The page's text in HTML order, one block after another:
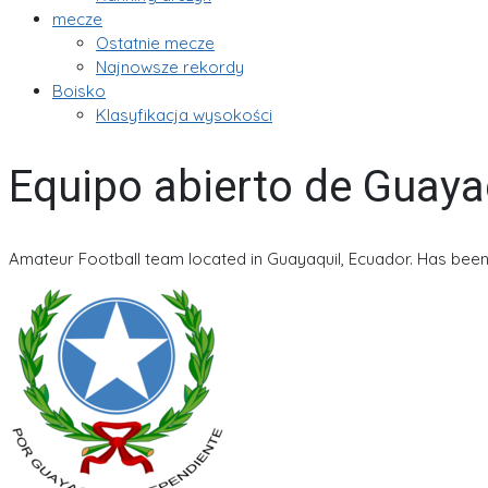
mecze
Ostatnie mecze
Najnowsze rekordy
Boisko
Klasyfikacja wysokości
Equipo abierto de
Amateur Football team located in Guayaquil, Ecuador. Has